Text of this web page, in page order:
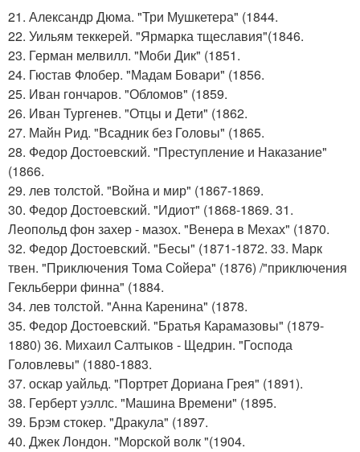
21. Александр Дюма. "Три Мушкетера" (1844.
22. Уильям теккерей. "Ярмарка тщеславия"(1846.
23. Герман мелвилл. "Моби Дик" (1851.
24. Гюстав Флобер. "Мадам Бовари" (1856.
25. Иван гончаров. "Обломов" (1859.
26. Иван Тургенев. "Отцы и Дети" (1862.
27. Майн Рид. "Всадник без Головы" (1865.
28. Федор Достоевский. "Преступление и Наказание"
(1866.
29. лев толстой. "Война и мир" (1867-1869.
30. Федор Достоевский. "Идиот" (1868-1869. 31.
Леопольд фон захер - мазох. "Венера в Мехах" (1870.
32. Федор Достоевский. "Бесы" (1871-1872. 33. Марк
твен. "Приключения Тома Сойера" (1876) /"приключения
Гекльберри финна" (1884.
34. лев толстой. "Анна Каренина" (1878.
35. Федор Достоевский. "Братья Карамазовы" (1879-
1880) 36. Михаил Салтыков - Щедрин. "Господа
Головлевы" (1880-1883.
37. оскар уайльд. "Портрет Дориана Грея" (1891).
38. Герберт уэллс. "Машина Времени" (1895.
39. Брэм стокер. "Дракула" (1897.
40. Джек Лондон. "Морской волк "(1904.